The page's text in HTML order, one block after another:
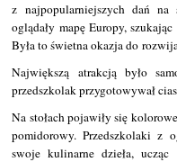
z najpopularniejszych dań na
oglądały mapę Europy,
Była to świetna okazja do
Największą atrakcją było
przedszkolak przygotowywał
Na stołach pojawiły się
pomidorowy. Przedszkolaki z
swoje kulinarne dzieła,